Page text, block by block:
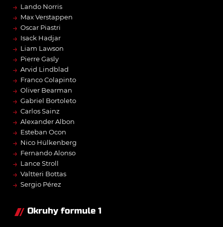
→ Lando Norris
→ Max Verstappen
→ Oscar Piastri
→ Isack Hadjar
→ Liam Lawson
→ Pierre Gasly
→ Arvid Lindblad
→ Franco Colapinto
→ Oliver Bearman
→ Gabriel Bortoleto
→ Carlos Sainz
→ Alexander Albon
→ Esteban Ocon
→ Nico Hülkenberg
→ Fernando Alonso
→ Lance Stroll
→ Valtteri Bottas
→ Sergio Pérez
Okruhy formule 1